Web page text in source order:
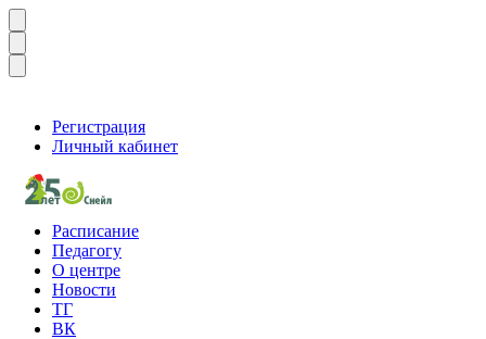
Регистрация
Личный кабинет
Расписание
Педагогу
О центре
Новости
ТГ
ВК